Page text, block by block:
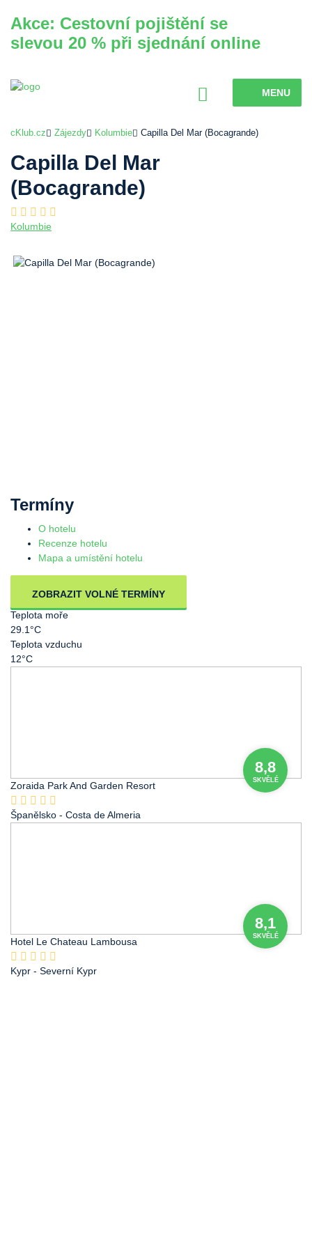
Akce: Cestovní pojištění se
slevou 20 % při sjednání online
MENU
cKlub.cz Zájezdy Kolumbie Capilla Del Mar (Bocagrande)
Capilla Del Mar
(Bocagrande)
Kolumbie
Termíny
O hotelu
Recenze hotelu
Mapa a umístění hotelu
ZOBRAZIT VOLNÉ TERMÍNY
Teplota moře
29.1°C
Teplota vzduchu
12°C
8,8
SKVĚLÉ
Zoraida Park And Garden Resort
Španělsko - Costa de Almeria
8,1
SKVĚLÉ
Hotel Le Chateau Lambousa
Kypr - Severní Kypr